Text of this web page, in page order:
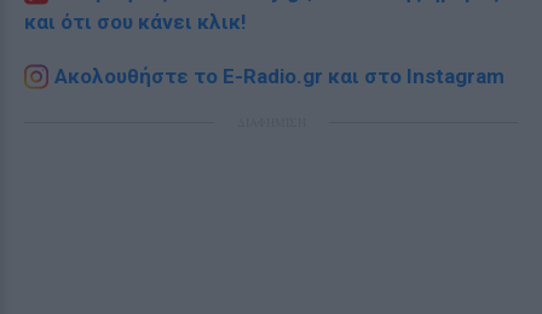
και ότι σου κάνει κλικ!
Ακολουθήστε το E-Radio.gr και στο Instagram